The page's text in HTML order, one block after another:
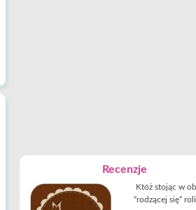
Recenzje
Któż stojąc w
“rodzącej się”